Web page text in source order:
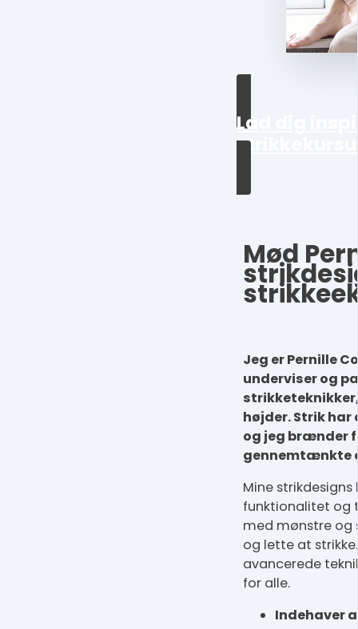
Lad dig
Mød
Jeg er Pernille
underviser og
højder. Strik
og jeg brænder
gennemtænkte
Mine
funktionalitet og
med mønstre og
og lette at
avancerede
for alle.
Indehaver